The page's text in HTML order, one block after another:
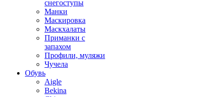
снегоступы
Манки
Маскировка
Маскхалаты
Приманки с
запахом
Профили, муляжи
Чучела
Обувь
Aigle
Bekina